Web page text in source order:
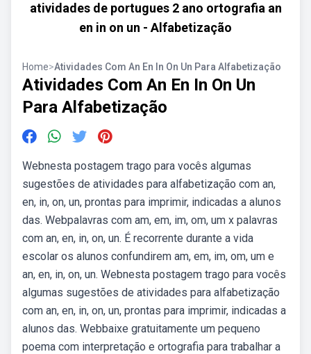
atividades de portugues 2 ano ortografia an
en in on un - Alfabetização
Home>Atividades Com An En In On Un Para Alfabetização
Atividades Com An En In On Un
Para Alfabetização
Webnesta postagem trago para vocês algumas
sugestões de atividades para alfabetização com an,
en, in, on, un, prontas para imprimir, indicadas a alunos
das. Webpalavras com am, em, im, om, um x palavras
com an, en, in, on, un. É recorrente durante a vida
escolar os alunos confundirem am, em, im, om, um e
an, en, in, on, un. Webnesta postagem trago para vocês
algumas sugestões de atividades para alfabetização
com an, en, in, on, un, prontas para imprimir, indicadas a
alunos das. Webbaixe gratuitamente um pequeno
poema com interpretação e ortografia para trabalhar a